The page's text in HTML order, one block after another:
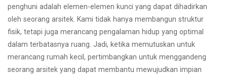
penghuni adalah elemen-elemen kunci yang dapat dihadirkan
oleh seorang arsitek. Kami tidak hanya membangun struktur
fisik, tetapi juga merancang pengalaman hidup yang optimal
dalam terbatasnya ruang. Jadi, ketika memutuskan untuk
merancang rumah kecil, pertimbangkan untuk menggandeng
seorang arsitek yang dapat membantu mewujudkan impian